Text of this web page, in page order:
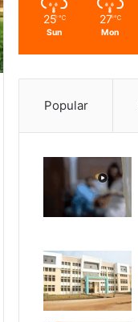
25 ℃
Sun
27 ℃
Mon
Popular